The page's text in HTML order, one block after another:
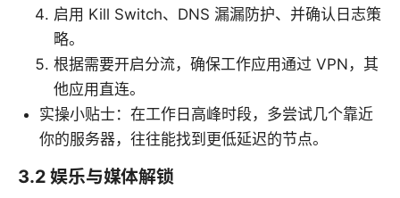
启用 Kill Switch、DNS 漏漏防护、并确认日志策
略。
根据需要开启分流，确保工作应用通过 VPN，其
他应用直连。
实操小贴士：在工作日高峰时段，多尝试几个靠近
你的服务器，往往能找到更低延迟的节点。
3.2 娱乐与媒体解锁